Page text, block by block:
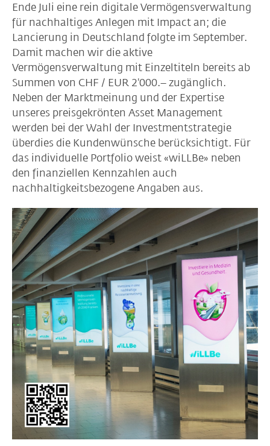
Ende Juli eine rein digitale Vermögensverwaltung
für nachhaltiges Anlegen mit Impact an; die
Lancierung in Deutschland folgte im September.
Damit machen wir die aktive
Vermögensverwaltung mit Einzeltiteln bereits ab
Summen von CHF / EUR 2'000.– zugänglich.
Neben der Marktmeinung und der Expertise
unseres preisgekrönten Asset Management
werden bei der Wahl der Investmentstrategie
überdies die Kundenwünsche berücksichtigt. Für
das individuelle Portfolio weist «wiLLBe» neben
den finanziellen Kennzahlen auch
nachhaltigkeitsbezogene Angaben aus.